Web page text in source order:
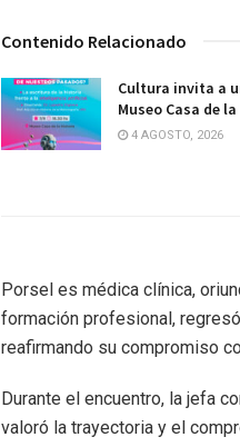
Contenido Relacionado
Cultura invita a
Museo Casa de
4 AGOSTO, 2026
Porsel es médica clínica,
formación profesional,
reafirmando su compromiso
Durante el encuentro, la jefa
valoró la trayectoria y el